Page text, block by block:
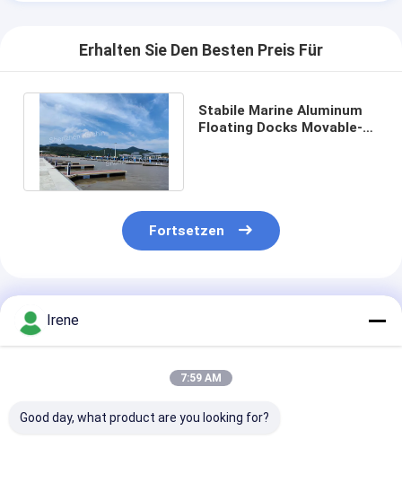
Erhalten Sie Den Besten Preis Für
Stabile Marine Aluminum
Floating Docks Movable-
Fortsetzen
Empfohlene Produkte
Irene
7:59 AM
Good day, what product are you looking for?